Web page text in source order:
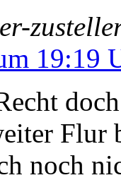
19:19
Flur
noch